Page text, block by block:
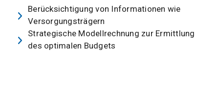
Berücksichtigung von Informationen wie
Versorgungsträgern
Strategische Modellrechnung zur Ermittlung
des optimalen Budgets